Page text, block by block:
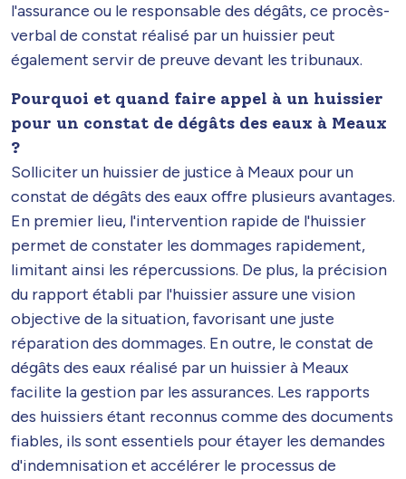
l'assurance ou le responsable des dégâts, ce procès-
verbal de constat réalisé par un huissier peut
également servir de preuve devant les tribunaux.
Pourquoi et quand faire appel à un huissier
pour un constat de dégâts des eaux à Meaux
?
Solliciter un huissier de justice à Meaux pour un
constat de dégâts des eaux offre plusieurs avantages.
En premier lieu, l'intervention rapide de l'huissier
permet de constater les dommages rapidement,
limitant ainsi les répercussions. De plus, la précision
du rapport établi par l'huissier assure une vision
objective de la situation, favorisant une juste
réparation des dommages. En outre, le constat de
dégâts des eaux réalisé par un huissier à Meaux
facilite la gestion par les assurances. Les rapports
des huissiers étant reconnus comme des documents
fiables, ils sont essentiels pour étayer les demandes
d'indemnisation et accélérer le processus de